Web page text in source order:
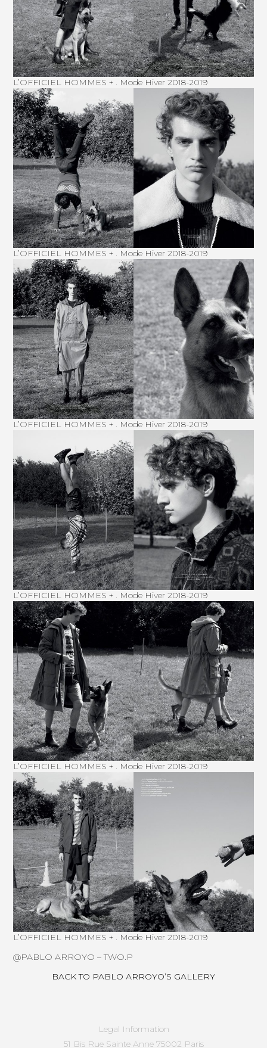
L’OFFICIEL HOMMES + . Mode Hiver 2018-2019
L’OFFICIEL HOMMES + . Mode Hiver 2018-2019
L’OFFICIEL HOMMES + . Mode Hiver 2018-2019
L’OFFICIEL HOMMES + . Mode Hiver 2018-2019
L’OFFICIEL HOMMES + . Mode Hiver 2018-2019
L’OFFICIEL HOMMES + . Mode Hiver 2018-2019
@PABLO ARROYO – TWO.P
BACK TO PABLO ARROYO’S GALLERY
Legal Information
51 Bis Rue Sainte Anne 75002 Paris